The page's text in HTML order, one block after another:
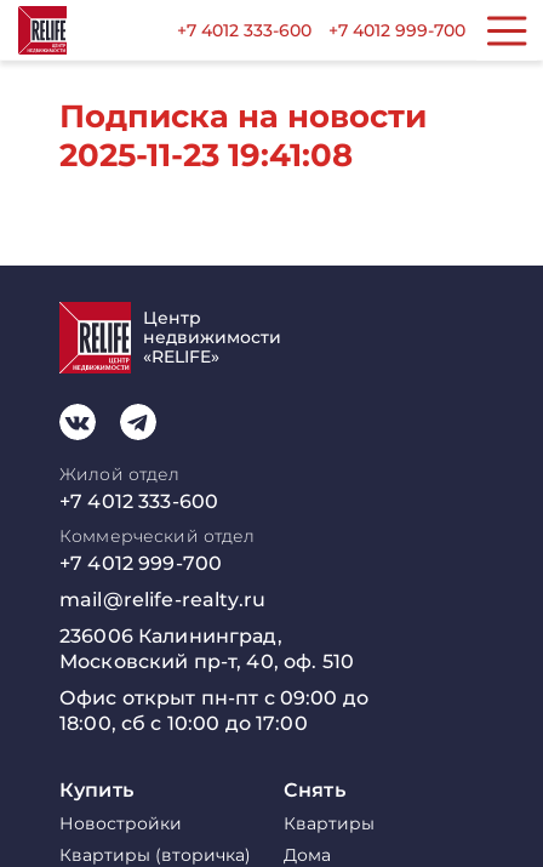
+7 4012 333-600 +7 4012 999-700
Подписка на новости
2025-11-23 19:41:08
Центр
недвижимости
«RELIFE»
Жилой отдел
+7 4012 333-600
Коммерческий отдел
+7 4012 999-700
mail@relife-realty.ru
236006 Калининград,
Московский пр-т, 40, оф. 510
Офис открыт пн-пт с 09:00 до
18:00, сб с 10:00 до 17:00
Купить
Новостройки
Квартиры (вторичка)
Снять
Квартиры
Дома